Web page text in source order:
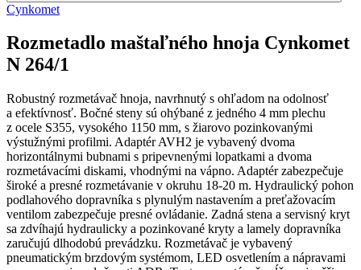
Cynkomet
Rozmetadlo maštaľného hnoja Cynkomet
N 264/1
Robustný rozmetávač hnoja, navrhnutý s ohľadom na odolnosť
a efektívnosť. Bočné steny sú ohýbané z jedného 4 mm plechu
z ocele S355, vysokého 1150 mm, s žiarovo pozinkovanými
výstužnými profilmi. Adaptér AVH2 je vybavený dvoma
horizontálnymi bubnami s pripevnenými lopatkami a dvoma
rozmetávacími diskami, vhodnými na vápno. Adaptér zabezpečuje
široké a presné rozmetávanie v okruhu 18-20 m. Hydraulický pohon
podlahového dopravníka s plynulým nastavením a preťažovacím
ventilom zabezpečuje presné ovládanie. Zadná stena a servisný kryt
sa zdvíhajú hydraulicky a pozinkované kryty a lamely dopravníka
zaručujú dlhodobú prevádzku. Rozmetávač je vybavený
pneumatickým brzdovým systémom, LED osvetlením a nápravami